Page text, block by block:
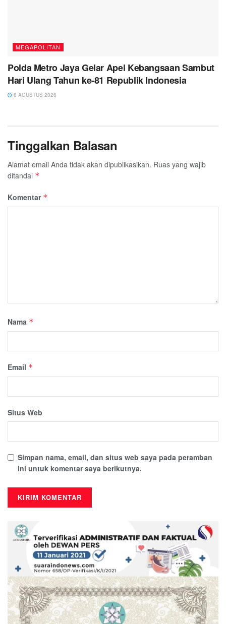
MEGAPOLITAN
Polda Metro Jaya Gelar Apel Kebangsaan Sambut
Hari Ulang Tahun ke-81 Republik Indonesia
8 AGUSTUS 2026
Tinggalkan Balasan
Alamat email Anda tidak akan dipublikasikan. Ruas yang wajib
ditandai *
Komentar *
Nama *
Email *
Situs Web
Simpan nama, email, dan situs web saya pada peramban
ini untuk komentar saya berikutnya.